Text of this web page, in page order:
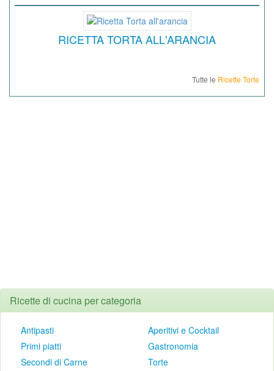
RICETTA TORTA ALL'ARANCIA
Tutte le Ricette Torte
Ricette di cucina per categoria
Antipasti
Primi piatti
Secondi di Carne
Aperitivi e Cocktail
Gastronomia
Torte